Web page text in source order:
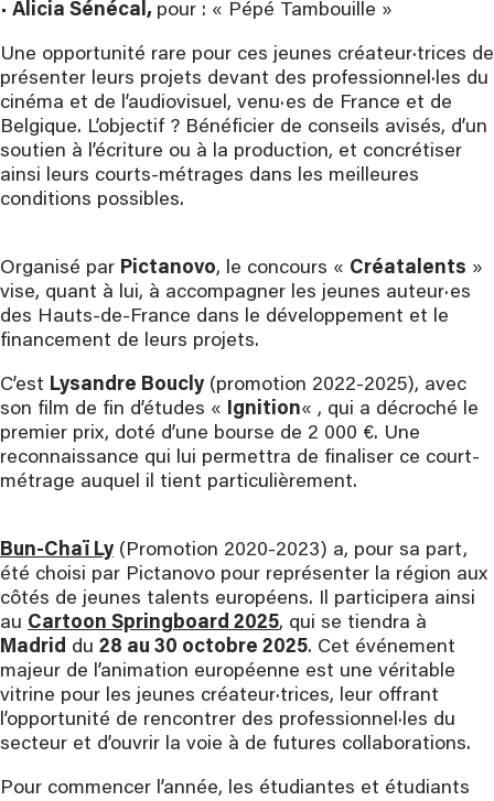
• Alicia Sénécal, pour : « Pépé Tambouille »
Une opportunité rare pour ces jeunes créateur·trices de
présenter leurs projets devant des professionnel·les du
cinéma et de l’audiovisuel, venu·es de France et de
Belgique. L’objectif ? Bénéficier de conseils avisés, d’un
soutien à l’écriture ou à la production, et concrétiser
ainsi leurs courts-métrages dans les meilleures
conditions possibles.
Organisé par Pictanovo, le concours « Créatalents »
vise, quant à lui, à accompagner les jeunes auteur·es
des Hauts-de-France dans le développement et le
financement de leurs projets.
C’est Lysandre Boucly (promotion 2022-2025), avec
son film de fin d’études « Ignition« , qui a décroché le
premier prix, doté d’une bourse de 2 000 €. Une
reconnaissance qui lui permettra de finaliser ce court-
métrage auquel il tient particulièrement.
Bun-Chaï Ly (Promotion 2020-2023) a, pour sa part,
été choisi par Pictanovo pour représenter la région aux
côtés de jeunes talents européens. Il participera ainsi
au Cartoon Springboard 2025, qui se tiendra à
Madrid du 28 au 30 octobre 2025. Cet événement
majeur de l’animation européenne est une véritable
vitrine pour les jeunes créateur·trices, leur offrant
l’opportunité de rencontrer des professionnel·les du
secteur et d’ouvrir la voie à de futures collaborations.
Pour commencer l’année, les étudiantes et étudiants